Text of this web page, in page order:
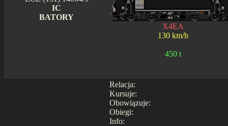
IC
BATORY
X4EA
130 km/h
450 t
Relacja:
Kursuje:
Obowiązuje:
Obiegi:
Info: